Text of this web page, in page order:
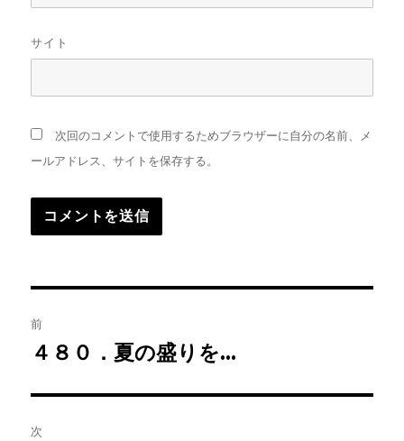
サイト
次回のコメントで使用するためブラウザーに自分の名前、メ
ールアドレス、サイトを保存する。
稿
ビ
前
前
投
稿:
４８０．夏の盛りを…
次